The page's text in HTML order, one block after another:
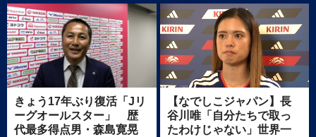
きょう17年ぶり復活「Jリ
ーグオールスター」 歴
代最多得点男・森島寛晃
【なでしこジャパン】長
谷川唯「自分たちで取っ
たわけじゃない」世界一